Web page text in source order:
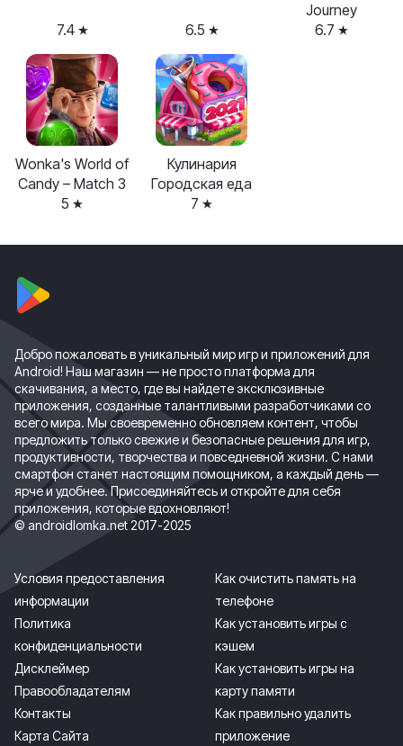
7.4 6.5
Journey
6.7
Wonka's World of
Candy – Match 3
5
Кулинария
Городская еда
7
Добро пожаловать в уникальный мир игр и приложений для
Android! Наш магазин — не просто платформа для
скачивания, а место, где вы найдете эксклюзивные
приложения, созданные талантливыми разработчиками со
всего мира. Мы своевременно обновляем контент, чтобы
предложить только свежие и безопасные решения для игр,
продуктивности, творчества и повседневной жизни. С нами
смартфон станет настоящим помощником, а каждый день —
ярче и удобнее. Присоединяйтесь и откройте для себя
приложения, которые вдохновляют!
© androidlomka.net 2017-2025
Условия предоставления
информации
Политика
конфиденциальности
Дисклеймер
Правообладателям
Контакты
Карта Сайта
Как очистить память на
телефоне
Как установить игры с
кэшем
Как установить игры на
карту памяти
Как правильно удалить
приложение